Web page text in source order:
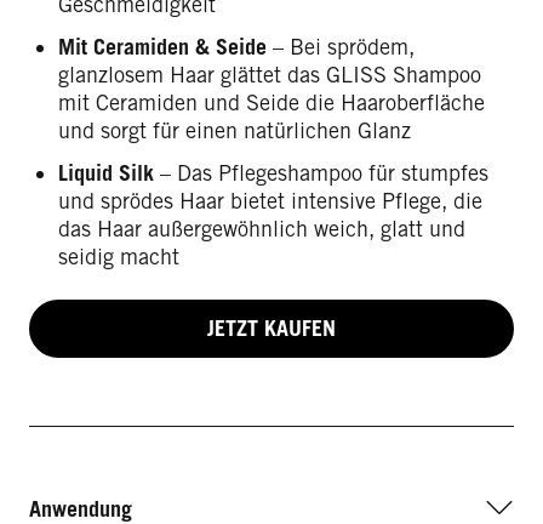
Mit Ceramiden & Seide – Bei sprödem,
glanzlosem Haar glättet das GLISS Shampoo
mit Ceramiden und Seide die Haaroberfläche
und sorgt für einen natürlichen Glanz
Liquid Silk – Das Pflegeshampoo für stumpfes
und sprödes Haar bietet intensive Pflege, die
das Haar außergewöhnlich weich, glatt und
seidig macht
JETZT KAUFEN
Anwendung